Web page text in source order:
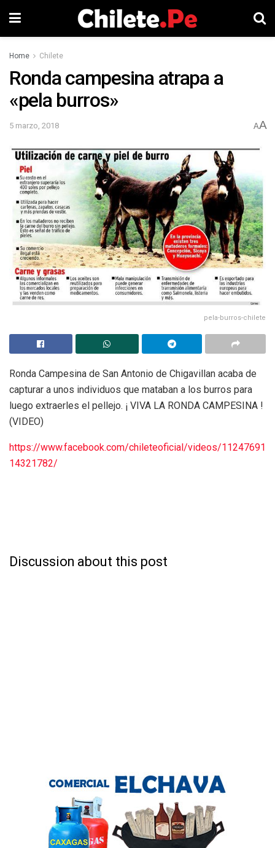
Home Chilete
Ronda campesina atrapa a
«pela burros»
5 marzo, 2018 AA
pela-burros-chilete
Ronda Campesina de San Antonio de Chigavillan acaba de
capturar a unos individuos que mataban a los burros para
luego extraerles el pellejo. ¡ VIVA LA RONDA CAMPESINA !
(VIDEO)
https://www.facebook.com/chileteoficial/videos/11247691
14321782/
Discussion about this post